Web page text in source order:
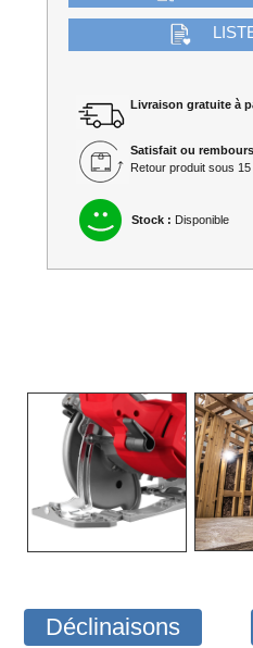
Livraison gratuite à
Satisfait ou
Retour produit sous 15
Stock : Disponible
Déclinaisons